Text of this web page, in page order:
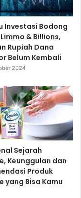
Investasi Bodong
& Billions,
Rupiah Dana
Belum Kembali
2024
Sejarah
Keunggulan dan
Produk
yang Bisa Kamu